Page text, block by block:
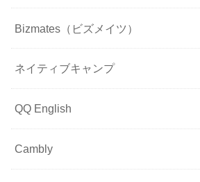
Bizmates（ビズメイツ）
ネイティブキャンプ
QQ English
Cambly